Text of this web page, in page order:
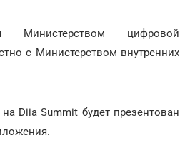
Министерством цифровой
с Министерством внутренних
Diia Summit будет презентован